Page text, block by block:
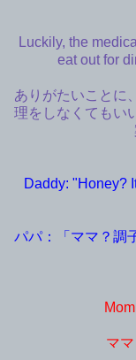
Luckily, the
eat out for
ありがたいことに
理をしなくてもい
Daddy: "Honey?
パパ：「ママ？調
マ